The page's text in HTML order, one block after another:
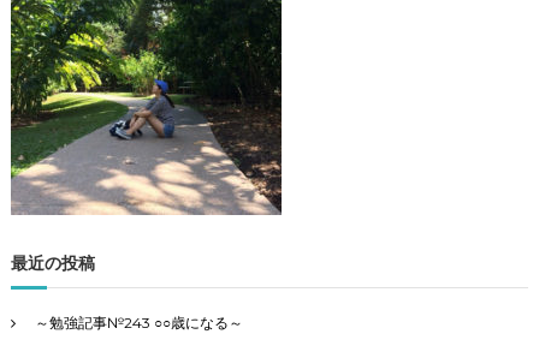
事
の
4
カ
テ
ゴ
リ
ー
で
最近の投稿
～勉強記事№243 ○○歳になる～